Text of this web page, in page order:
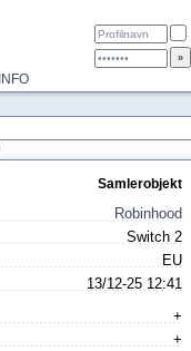
INFO
Samlerobjekt
Robinhood
Switch 2
EU
13/12-25 12:41
+
+